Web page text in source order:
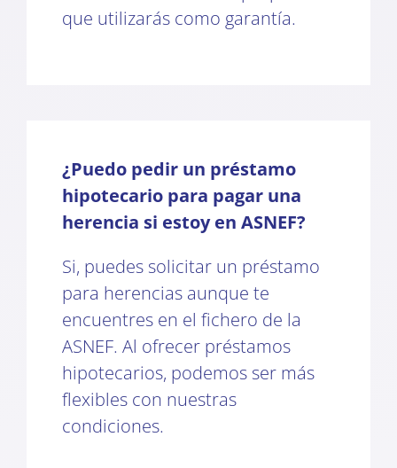
que utilizarás como garantía.
¿Puedo pedir un préstamo
hipotecario para pagar una
herencia si estoy en ASNEF?
Si, puedes solicitar un préstamo
para herencias aunque te
encuentres en el fichero de la
ASNEF. Al ofrecer préstamos
hipotecarios, podemos ser más
flexibles con nuestras
condiciones.